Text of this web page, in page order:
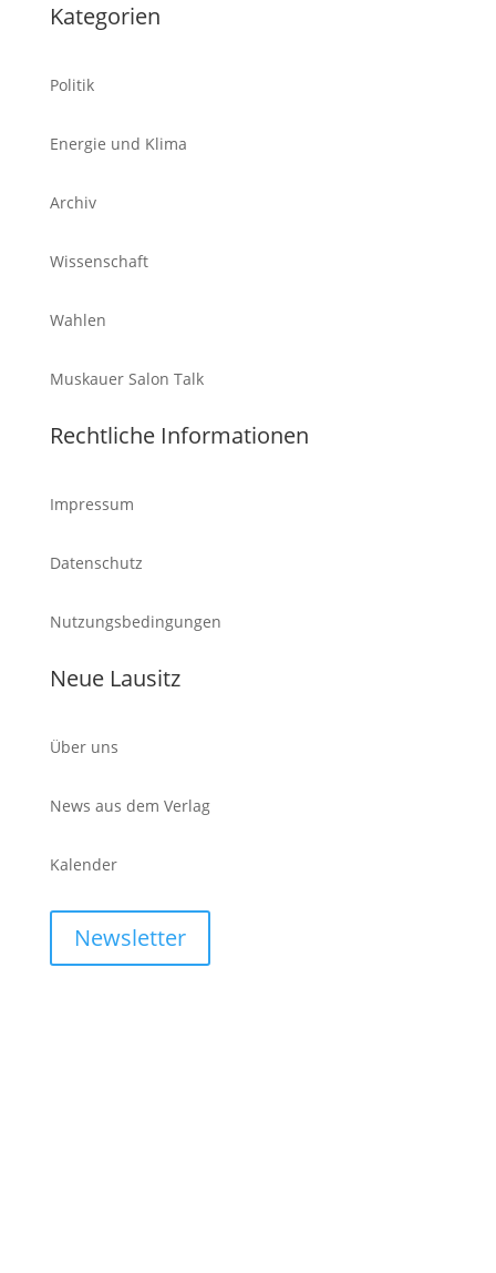
Kategorien
Politik
Energie und Klima
Archiv
Wissenschaft
Wahlen
Muskauer Salon Talk
Rechtliche Informationen
Impressum
Datenschutz
Nutzungsbedingungen
Neue Lausitz
Über uns
News aus dem Verlag
Kalender
Newsletter